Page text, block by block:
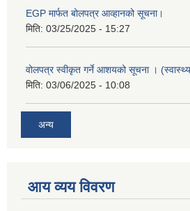
EGP मार्फत बोलपत्र आव्हानको सूचना।
मिति: 03/25/2025 - 15:27
वोलपत्र स्वीकृत गर्ने आशयको सूचना ।
मिति: 03/06/2025 - 10:08
अन्य
आय व्यय विवरण